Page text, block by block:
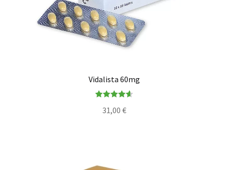
Vidalista 60mg
sur 5
31,00 €